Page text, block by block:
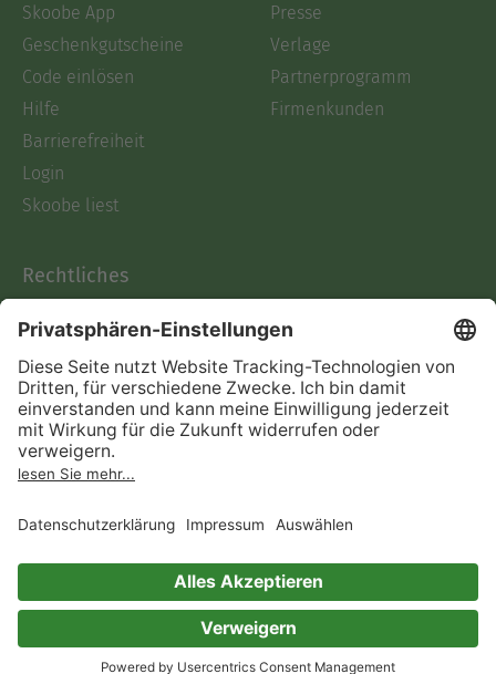
Skoobe App
Geschenkgutscheine
Code einlösen
Hilfe
Barrierefreiheit
Login
Skoobe liest
Presse
Verlage
Partnerprogramm
Firmenkunden
Rechtliches
AGB
Informationen nach Data
Act
Verträge hier kündigen
Impressum
Immer ein gutes Buch